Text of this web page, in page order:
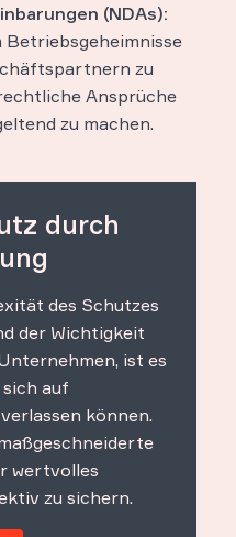
(NDAs):
Betriebsgeheimnisse
zu
Ansprüche
zu machen.
durch
des Schutzes
der Wichtigkeit
ist es
auf
können.
wertvolles
zu sichern.